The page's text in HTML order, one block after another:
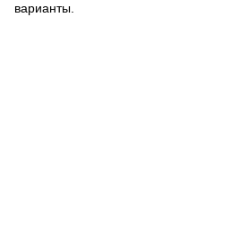
варианты.